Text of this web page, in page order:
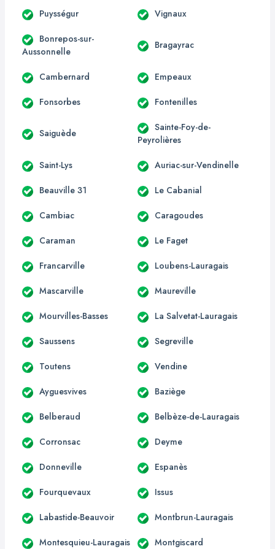
Puysségur Vignaux
Bonrepos-sur-
Aussonnelle
Bragayrac
Cambernard Empeaux
Fonsorbes Fontenilles
Saiguède
Sainte-Foy-de-
Peyrolières
Saint-Lys Auriac-sur-Vendinelle
Beauville 31 Le Cabanial
Cambiac Caragoudes
Caraman Le Faget
Francarville Loubens-Lauragais
Mascarville Maureville
Mourvilles-Basses La Salvetat-Lauragais
Saussens Segreville
Toutens Vendine
Ayguesvives Baziège
Belberaud Belbèze-de-Lauragais
Corronsac Deyme
Donneville Espanès
Fourquevaux Issus
Labastide-Beauvoir Montbrun-Lauragais
Montesquieu-Lauragais Montgiscard